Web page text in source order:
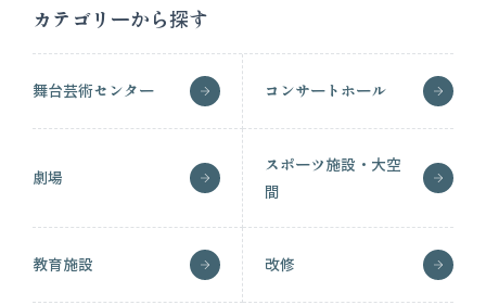
カテゴリーから探す
舞台芸術センター コンサートホール
劇場
スポーツ施設・大空
間
教育施設 改修